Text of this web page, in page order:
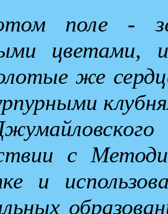
поле -
цветами,
же
с
и